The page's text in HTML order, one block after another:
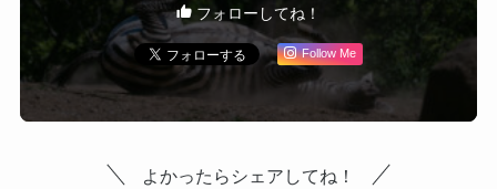
フォローしてね！
Follow Me
よかったらシェアしてね！